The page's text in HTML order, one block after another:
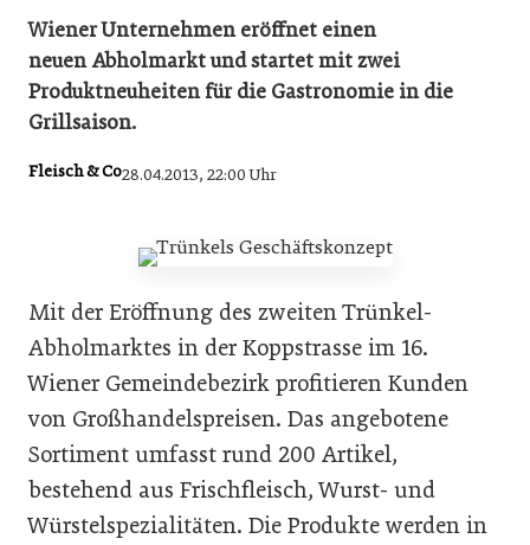
Wiener Unternehmen eröffnet einen
neuen Abholmarkt und startet mit zwei
Produktneuheiten für die Gastronomie in die
Grillsaison.
Fleisch & Co28.04.2013, 22:00 Uhr
Mit der Eröffnung des zweiten Trünkel-
Abholmarktes in der Koppstrasse im 16.
Wiener Gemeindebezirk profitieren Kunden
von Großhandelspreisen. Das angebotene
Sortiment umfasst rund 200 Artikel,
bestehend aus Frischfleisch, Wurst- und
Würstelspezialitäten. Die Produkte werden in